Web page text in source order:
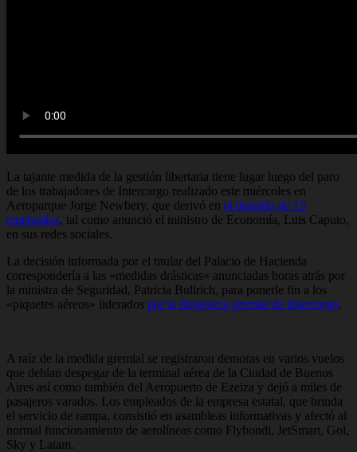
La tajante medida de la gestión libertaria tiene lugar luego del paro
de los trabajadores de Intercargo realizado este miércoles en
Aeroparque Jorge Newbery, que derivó en el despido de 15
empleados, tal como anunció el ministro de Economía, Luis Caputo,
en sus redes sociales.
La decisión informada por el titular del Palacio de Hacienda
correspondería a las «medidas drásticas» anunciadas horas atrás por
la ministra de Seguridad, Patricia Bullrich, para ponerle fin a los
«piquetes aéreos» liderados por la dirigencia gremial de Intercargo.
A raíz de la medida gremial se registraron demoras en varios vuelos
que debían despegar de la terminal aérea de la Ciudad de Buenos
Aires así como también del Aeropuerto de Ezeiza y dejó a miles de
pasajeros varados. Los empleados de la empresa estatal, que brinda
el servicio de rampa, consistió en asambleas informativas y afectó al
normal funcionamiento de aerolíneas como Flybondi, JetSmart, Gol,
Sky y Latam.